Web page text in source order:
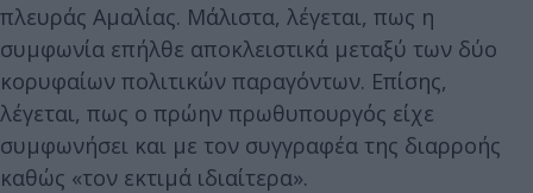
πλευράς Αμαλίας. Μάλιστα, λέγεται, πως η
συμφωνία επήλθε αποκλειστικά μεταξύ των δύο
κορυφαίων πολιτικών παραγόντων. Επίσης,
λέγεται, πως ο πρώην πρωθυπουργός είχε
συμφωνήσει και με τον συγγραφέα της διαρροής
καθώς «τον εκτιμά ιδιαίτερα».